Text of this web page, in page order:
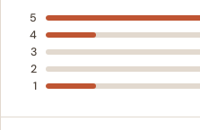
5
4
3
2
1